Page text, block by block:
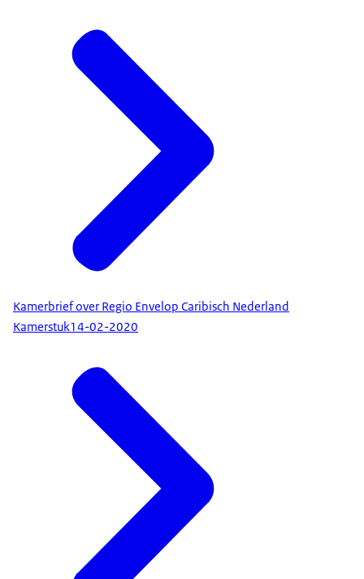
Kamerbrief over Regio Envelop Caribisch Nederland
Kamerstuk14-02-2020